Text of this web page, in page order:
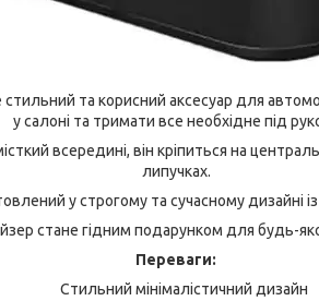
та корисний аксесуар для
у салоні та тримати все необхідне під
всередині, він кріпиться на
липучках.
у строгому та сучасному дизайні
стане гідним подарунком для будь-
Переваги:
Стильний мінімалістичний дизайн